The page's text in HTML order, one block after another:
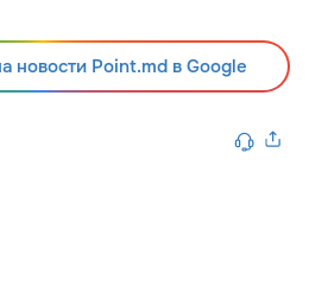
новости Point.md в Google